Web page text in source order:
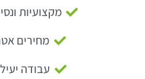
מקצועיות
מחירים
עבודה